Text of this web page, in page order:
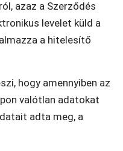
azaz a Szerződés
levelet küld a
a hitelesítő
hogy amennyiben az
valótlan adatokat
adta meg, a